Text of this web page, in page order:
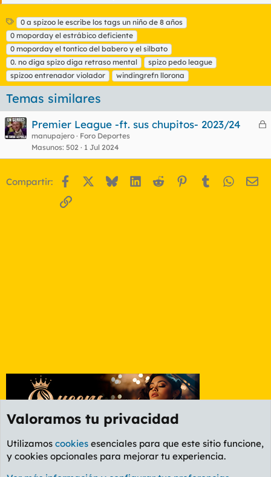
E
t
i
q
u
e
t
a
0 a spizoo le escribe los tags un niño de 8 años
0 moporday el estrábico deficiente
0 moporday el tontico del babero y el silbato
0. no diga spizo diga retraso mental
spizo pedo league
spizoo entrenador violador
windingrefn llorona
Temas similares
C
r
Premier League -ft. sus chupitos- 2023/24
manupajero
Foro Deportes
Masunos 502 1 Jul 2024
Compartir: Facebook BlueskyLinkedIn
Reddit Pinterest
Tumblr
Enlace
Foro Deportes
Valoramos tu privacidad
Utilizamos cookies esenciales para que este sitio funcione,
y cookies opcionales para mejorar tu experiencia.